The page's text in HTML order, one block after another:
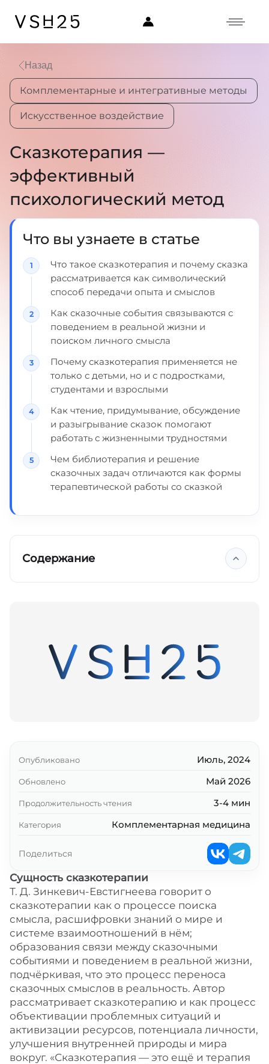
Назад
Комплементарные и интегративные методы
Искусственное воздействие
Сказкотерапия —
эффективный
психологический метод
Что вы узнаете в статье
Что такое сказкотерапия и почему сказка
рассматривается как символический
способ передачи опыта и смыслов
Как сказочные события связываются с
поведением в реальной жизни и
поиском личного смысла
Почему сказкотерапия применяется не
только с детьми, но и с подростками,
студентами и взрослыми
Как чтение, придумывание, обсуждение
и разыгрывание сказок помогают
работать с жизненными трудностями
Чем библиотерапия и решение
сказочных задач отличаются как формы
терапевтической работы со сказкой
Содержание
Сущность сказкотерапии
Т. Д. Зинкевич-Евстигнеева говорит о
сказкотерапии как о процессе поиска
смысла, расшифровки знаний о мире и
системе взаимоотношений в нём;
образования связи между сказочными
событиями и поведением в реальной жизни,
подчёркивая, что это процесс переноса
сказочных смыслов в реальность. Автор
рассматривает сказкотерапию и как процесс
объективации проблемных ситуаций и
активизации ресурсов, потенциала личности,
улучшения внутренней природы и мира
вокруг. «Сказкотерапия — это ещё и терапия
Опубликовано Июль, 2024
Обновлено Май 2026
Продолжительность чтения 3-4 мин
Категория Комплементарная медицина
Поделиться